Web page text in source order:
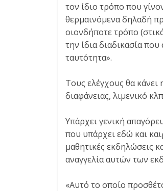
τον ίδιο τρόπο που
θερμαινόμενα δηλαδή
οιονδήποτε τρόπο
την ίδια διαδικασία
ταυτότητα».
Τους ελέγχους θα κάνει
διαφάνειας, λιμενικό
Υπάρχει γενική
που υπάρχει εδώ και
μαθητικές εκδηλώσεις
αναγγελία αυτών των
«Αυτό το οποίο